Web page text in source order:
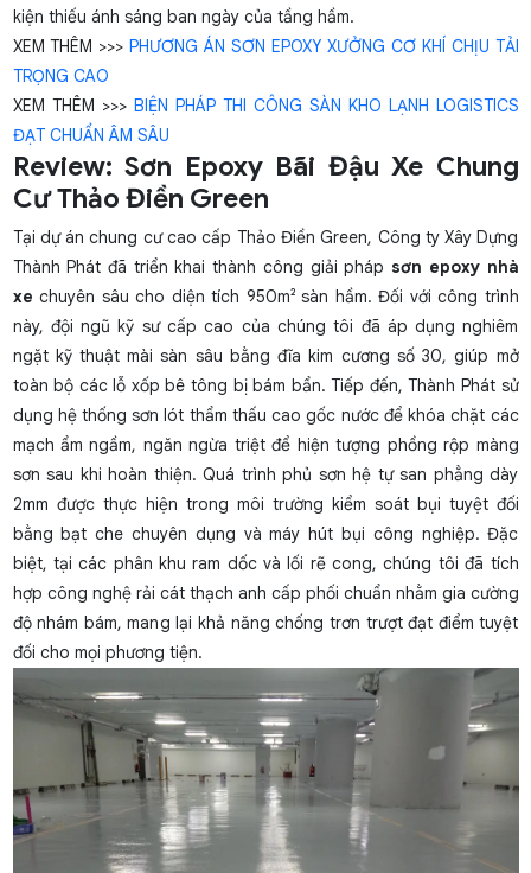
kiện thiếu ánh sáng ban ngày của tầng hầm.
XEM THÊM >>>PHƯƠNG ÁN SƠN EPOXY XƯỞNG CƠ KHÍ CHỊU TẢI
TRỌNG CAO
XEM THÊM >>> BIỆN PHÁP THI CÔNG SÀN KHO LẠNH LOGISTICS
ĐẠT CHUẨN ÂM SÂU
Review: Sơn Epoxy Bãi Đậu Xe Chung
Cư Thảo Điền Green
Tại dự án chung cư cao cấp Thảo Điền Green, Công ty Xây Dựng
Thành Phát đã triển khai thành công giải pháp sơn epoxy nhà
xe chuyên sâu cho diện tích 950m² sàn hầm. Đối với công trình
này, đội ngũ kỹ sư cấp cao của chúng tôi đã áp dụng nghiêm
ngặt kỹ thuật mài sàn sâu bằng đĩa kim cương số 30, giúp mở
toàn bộ các lỗ xốp bê tông bị bám bẩn. Tiếp đến, Thành Phát sử
dụng hệ thống sơn lót thẩm thấu cao gốc nước để khóa chặt các
mạch ẩm ngầm, ngăn ngừa triệt để hiện tượng phồng rộp màng
sơn sau khi hoàn thiện. Quá trình phủ sơn hệ tự san phẳng dày
2mm được thực hiện trong môi trường kiểm soát bụi tuyệt đối
bằng bạt che chuyên dụng và máy hút bụi công nghiệp. Đặc
biệt, tại các phân khu ram dốc và lối rẽ cong, chúng tôi đã tích
hợp công nghệ rải cát thạch anh cấp phối chuẩn nhằm gia cường
độ nhám bám, mang lại khả năng chống trơn trượt đạt điểm tuyệt
đối cho mọi phương tiện.